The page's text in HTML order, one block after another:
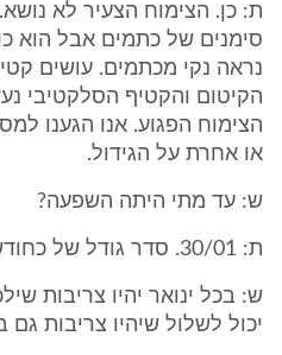
ת: כן. הצימוח הצעיר לא
סימנים של כתמים אבל הוא
נראה נקי מכתמים. עושים
הקיטום והקטיף הסלקטיבי
הצימוח הפגוע. אנו הגענו
או אחרת על הגידול.
ש: עד מתי היתה השפעה?
ת: 30/01. סדר גודל של כחודש.
ש: בכל ינואר יהיו צריבות
יכול לשלול שיהיו צריבות